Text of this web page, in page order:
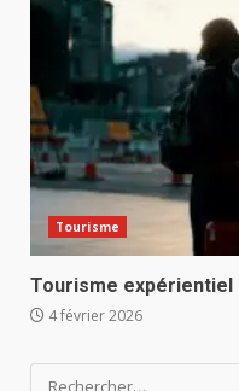
Tourisme
Tourisme
4 février 2026
Rechercher :